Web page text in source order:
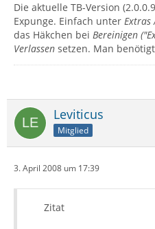
Die aktuelle TB-Version
Expunge. Einfach unter Extras
das Häkchen bei Bereinigen
Verlassen setzen. Man
Leviticus
Mitglied
3. April 2008 um 17:39
Zitat